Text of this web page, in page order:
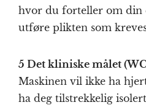
hvor du forteller om din
utføre plikten som
5 Det kliniske målet
Maskinen vil ikke ha
ha deg tilstrekkelig